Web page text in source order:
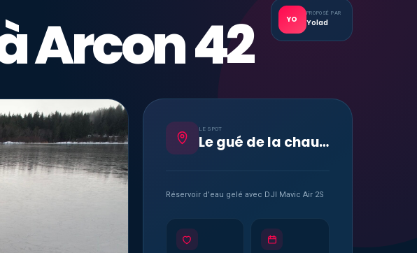
Arcon 42 YO
PROPOSÉ PAR
Yolad
LE SPOT
Le gué de la chaux à Arcon 42
Réservoir d’eau gelé avec DJI Mavic Air 2S